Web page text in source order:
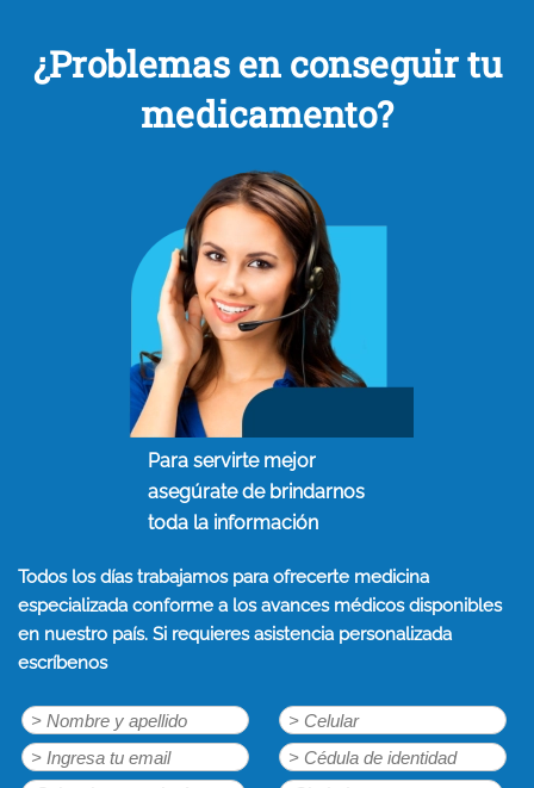
¿Problemas en conseguir tu
medicamento?
Para servirte mejor
asegúrate de brindarnos
toda la información
Todos los días trabajamos para ofrecerte medicina
especializada conforme a los avances médicos disponibles
en nuestro país. Si requieres asistencia personalizada
escríbenos